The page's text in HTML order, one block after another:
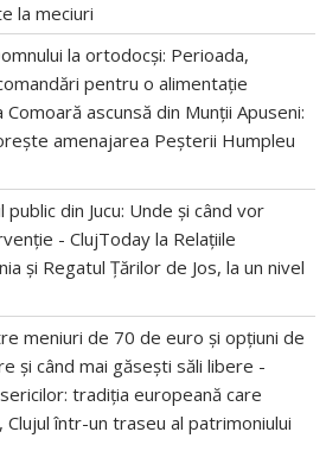
la meciuri
la ortodocși: Perioada,
pentru o alimentație
Comoară ascunsă din Munții Apuseni:
amenajarea Peșterii Humpleu
din Jucu: Unde și când vor
- ClujToday la Relațiile
și Regatul Țărilor de Jos, la un nivel
meniuri de 70 de euro și opțiuni de
și când mai găsești săli libere -
tradiția europeană care
într-un traseu al patrimoniului